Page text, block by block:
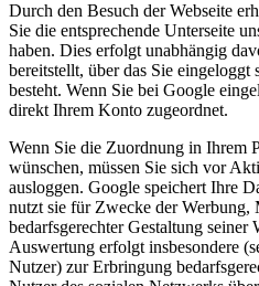
Durch den Besuch der Webseite
Sie die entsprechende Unterseite
haben. Dies erfolgt unabhängig
bereitstellt, über das Sie
besteht. Wenn Sie bei Google
direkt Ihrem Konto zugeordnet.
Wenn Sie die Zuordnung in Ihrem
wünschen, müssen Sie sich vor
ausloggen. Google speichert Ihre
nutzt sie für Zwecke der Werbung,
bedarfsgerechter Gestaltung seiner
Auswertung erfolgt insbesondere
Nutzer) zur Erbringung